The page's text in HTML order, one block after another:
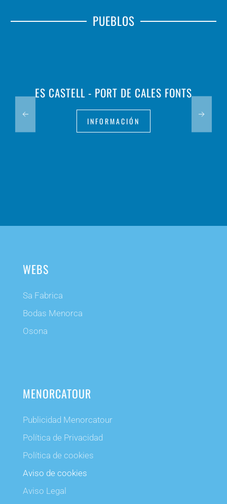
PUEBLOS
ES CASTELL - PORT DE CALES FONTS
INFORMACIÓN
WEBS
Sa Fabrica
Bodas Menorca
Osona
MENORCATOUR
Publicidad Menorcatour
Política de Privacidad
Política de cookies
Aviso de cookies
Aviso Legal